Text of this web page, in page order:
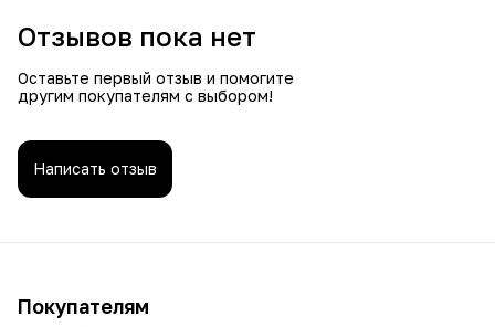
Отзывов пока нет
Оставьте первый отзыв и помогите
другим покупателям с выбором!
Написать отзыв
Покупателям